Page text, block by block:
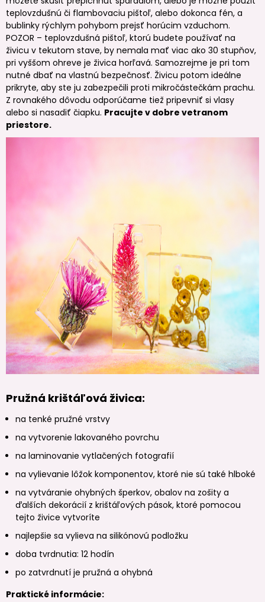
teplovzdušnú či flambovaciu pištoľ, alebo dokonca fén, a
bublinky rýchlym pohybom prejsť horúcim vzduchom.
POZOR – teplovzdušná pištoľ, ktorú budete používať na
živicu v tekutom stave, by nemala mať viac ako 30 stupňov,
pri vyššom ohreve je živica horľavá. Samozrejme je pri tom
nutné dbať na vlastnú bezpečnosť. Živicu potom ideálne
prikryte, aby ste ju zabezpečili proti mikročástečkám prachu.
Z rovnakého dôvodu odporúčame tiež pripevniť si vlasy
alebo si nasadiť čiapku. Pracujte v dobre vetranom
priestore.
Pružná krištáľová živica:
na tenké pružné vrstvy
na vytvorenie lakovaného povrchu
na laminovanie vytlačených fotografií
na vylievanie lôžok komponentov, ktoré nie sú také hlboké
na vytváranie ohybných šperkov, obalov na zošity a
ďalších dekorácií z krištáľových pások, ktoré pomocou
tejto živice vytvoríte
najlepšie sa vylieva na silikónovú podložku
doba tvrdnutia: 12 hodín
po zatvrdnutí je pružná a ohybná
Praktické informácie: